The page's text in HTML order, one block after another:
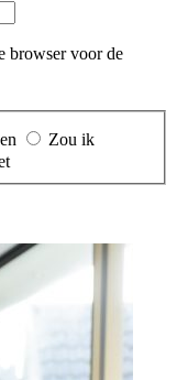
browser voor de
Zou ik